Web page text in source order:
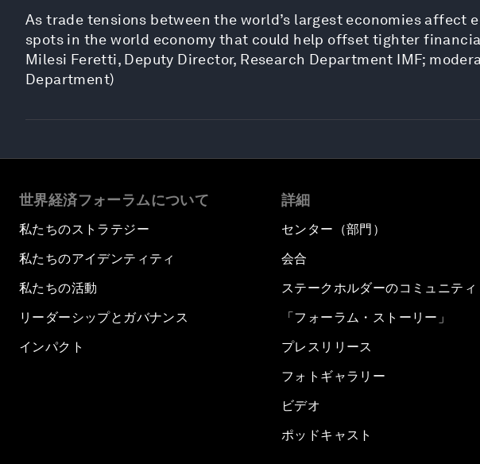
As trade tensions between the world’s largest economies
spots in the world economy that could help offset tighter
Milesi Feretti, Deputy Director, Research Department IMF;
Department)
世界経済フォーラムについて
私たちのストラテジー
私たちのアイデンティティ
私たちの活動
リーダーシップとガバナンス
インパクト
詳細
センター（部門）
会合
ステークホルダーのコミュニティ
「フォーラム・ストーリー」
プレスリリース
フォトギャラリー
ビデオ
ポッドキャスト